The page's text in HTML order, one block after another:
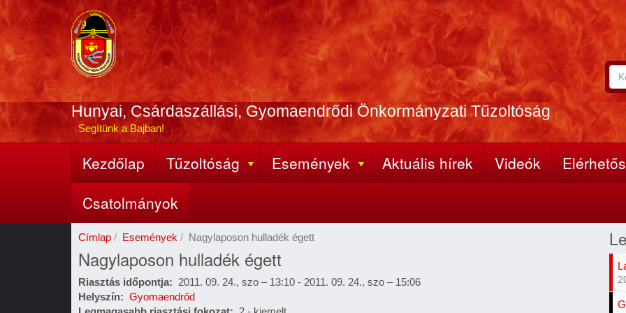
Ugrás
a
tartalomra
Hunyai, Csárdaszállási, Gyomaendrődi Önkormányzati Tűzoltóság
Segítünk a Bajban!
A
Fő
navigáció
Kezdőlap Tűzoltóság Események Aktuális hírek Videók
Csatolmányok
Címlap Események Nagylaposon hulladék égett
Nagylaposon hulladék égett
Riasztás időpontja 2011. 09. 24., szo – 13:10- 2011. 09. 24., szo – 15:06
Helyszín
Gyomaendrőd